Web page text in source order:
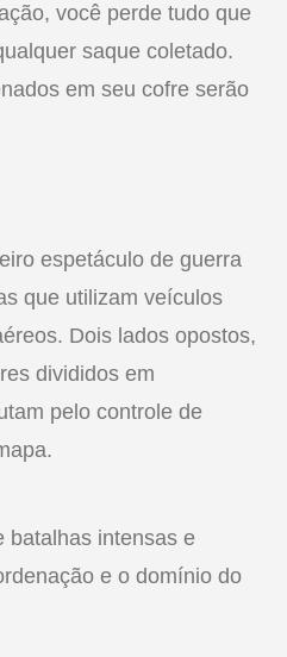
você perde tudo que
saque coletado.
em seu cofre serão
espetáculo de guerra
que utilizam veículos
Dois lados opostos,
divididos em
pelo controle de
batalhas intensas e
e o domínio do